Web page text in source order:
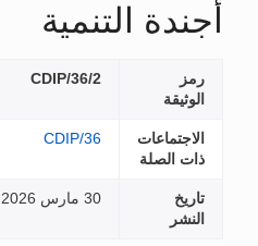
أجندة التنمية
رمز
الوثيقة
CDIP/36/2
الاجتماعات
ذات الصلة
CDIP/36
تاريخ
النشر
30 مارس 2026